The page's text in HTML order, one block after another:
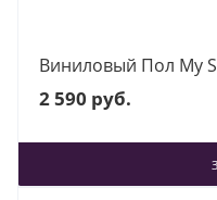
Виниловый Пол My
2 590 руб.